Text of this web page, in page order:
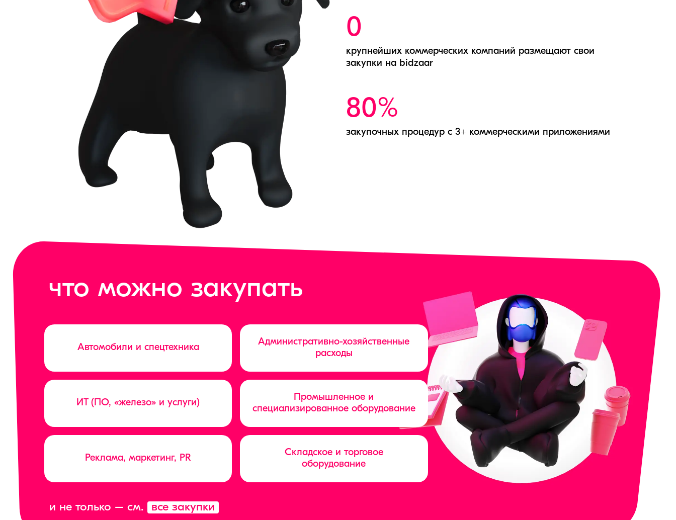
0
крупнейших коммерческих компаний размещают свои
закупки на bidzaar
80%
закупочных процедур с 3+ коммерческими приложениями
что можно закупать
Автомобили и спецтехника
Административно-хозяйственные
расходы
ИТ (ПО, «железо» и услуги)
Промышленное и
специализированное оборудование
Реклама, маркетинг, PR
Складское и торговое
оборудование
и не только – см. все закупки